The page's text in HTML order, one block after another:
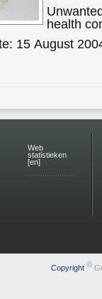
health
15 August
Web
statistieken
[en]
Copyright ©